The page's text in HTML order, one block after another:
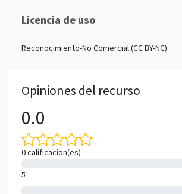
Licencia de uso
Reconocimiento-No Comercial (CC BY-NC)
Opiniones del recurso
0.0
0 calificacion(es)
5